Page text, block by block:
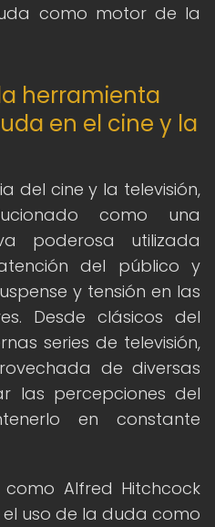
como motor de la
herramienta
en el cine y la
del cine y la televisión,
como una
poderosa utilizada
del público y
y tensión en las
Desde clásicos del
series de televisión,
de diversas
las percepciones del
en constante
Alfred Hitchcock
uso de la duda como